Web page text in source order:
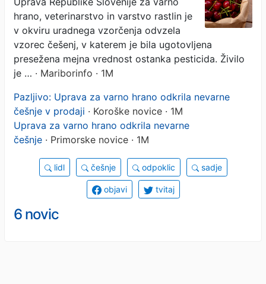
hrano, veterinarstvo in varstvo rastlin je
v okviru uradnega vzorčenja odvzela
vzorec češenj, v katerem je bila ugotovljena
presežena mejna vrednost ostanka pesticida. Živilo
je … · Mariborinfo · 1M
Pazljivo: Uprava za varno hrano odkrila nevarne
češnje v prodaji · Koroške novice · 1M
Uprava za varno hrano odkrila nevarne
češnje · Primorske novice · 1M
lidl češnje odpoklic sadje
objavi tvitaj
6 novic